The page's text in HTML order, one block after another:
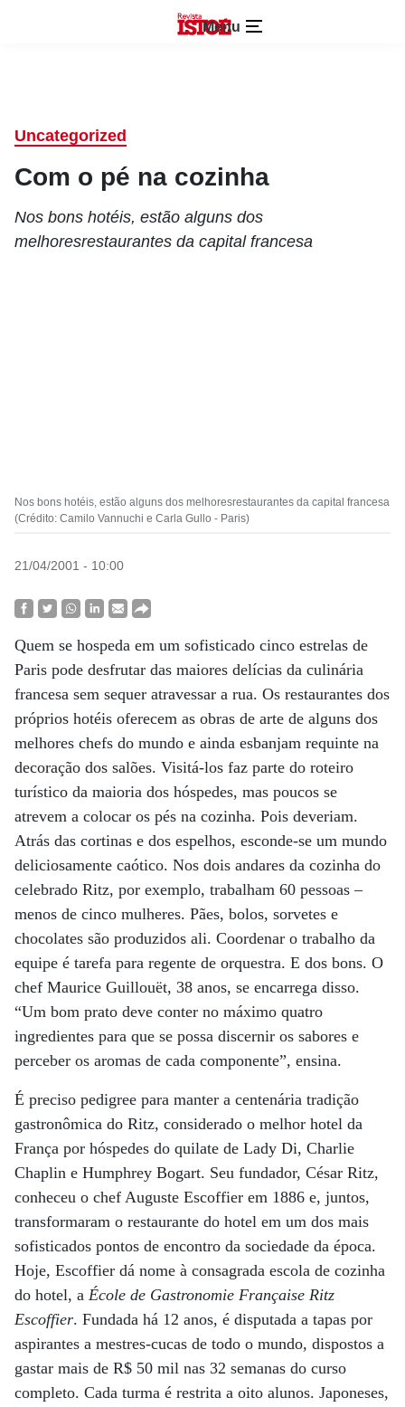
Menu
Uncategorized
Com o pé na cozinha
Nos bons hotéis, estão alguns dos
melhoresrestaurantes da capital francesa
Nos bons hotéis, estão alguns dos melhoresrestaurantes da capital francesa
(Crédito: Camilo Vannuchi e Carla Gullo - Paris)
21/04/2001 - 10:00
Quem se hospeda em um sofisticado cinco estrelas de
Paris pode desfrutar das maiores delícias da culinária
francesa sem sequer atravessar a rua. Os restaurantes dos
próprios hotéis oferecem as obras de arte de alguns dos
melhores chefs do mundo e ainda esbanjam requinte na
decoração dos salões. Visitá-los faz parte do roteiro
turístico da maioria dos hóspedes, mas poucos se
atrevem a colocar os pés na cozinha. Pois deveriam.
Atrás das cortinas e dos espelhos, esconde-se um mundo
deliciosamente caótico. Nos dois andares da cozinha do
celebrado Ritz, por exemplo, trabalham 60 pessoas –
menos de cinco mulheres. Pães, bolos, sorvetes e
chocolates são produzidos ali. Coordenar o trabalho da
equipe é tarefa para regente de orquestra. E dos bons. O
chef Maurice Guillouët, 38 anos, se encarrega disso.
“Um bom prato deve conter no máximo quatro
ingredientes para que se possa discernir os sabores e
perceber os aromas de cada componente”, ensina.
É preciso pedigree para manter a centenária tradição
gastronômica do Ritz, considerado o melhor hotel da
França por hóspedes do quilate de Lady Di, Charlie
Chaplin e Humphrey Bogart. Seu fundador, César Ritz,
conheceu o chef Auguste Escoffier em 1886 e, juntos,
transformaram o restaurante do hotel em um dos mais
sofisticados pontos de encontro da sociedade da época.
Hoje, Escoffier dá nome à consagrada escola de cozinha
do hotel, a École de Gastronomie Française Ritz
Escoffier. Fundada há 12 anos, é disputada a tapas por
aspirantes a mestres-cucas de todo o mundo, dispostos a
gastar mais de R$ 50 mil nas 32 semanas do curso
completo. Cada turma é restrita a oito alunos. Japoneses,